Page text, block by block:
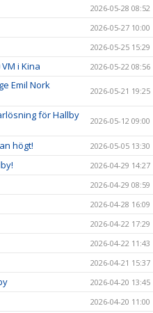
2026-05-28 08:52
2026-05-27 10:00
2026-05-25 15:29
i Kina 2026-05-22 08:56
Emil Nork
2026-05-21 19:25
för Hallby
2026-05-12 09:00
högt! 2026-05-05 13:30
2026-04-29 14:27
2026-04-29 08:59
2026-04-28 16:09
2026-04-22 17:29
2026-04-22 11:43
2026-04-21 15:37
2026-04-20 13:45
2026-04-20 11:00